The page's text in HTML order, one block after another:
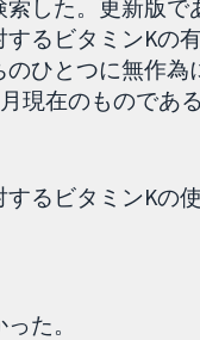
した。更新版
るビタミンKの
ひとつに無作
現在のものである
るビタミンKの
た。